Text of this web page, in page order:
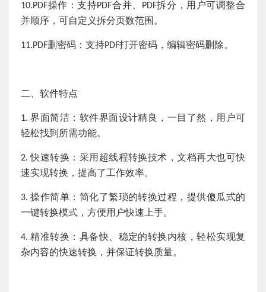
10.PDF操作：支持PDF合并、 PDF拆分，用户可调整合
并顺序，可自定义拆分页数范围。
11.PDF删密码 ：支持PDF打开密码，编辑密码删除。
二、软件特点
1.界面简洁：软件界面设计精良，一目了然，用户可
轻松找到所需功能。
2.快速转换：采用超线程转换技术，文档再大也可快
速实现转换，提高了工作效率。
3.操作简单：简化了繁琐的转换过程，提供傻瓜式的
一键转换模式，方便用户快速上手。
4.精准转换：具备快、稳定的转换内核，轻松实现复
杂内容的快速转换，并保证转换质量。